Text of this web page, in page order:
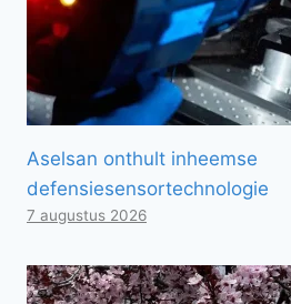
Aselsan onthult inheemse
defensiesensortechnologie
7 augustus 2026